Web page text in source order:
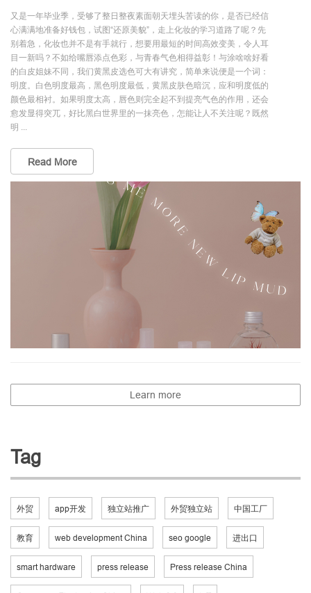
又是一年毕业季，受够了整日整夜素面朝天埋头苦读的你，是否已经信
心满满地准备好钱包，试图“还原美貌”，走上化妆的学习道路了呢？先
别着急，化妆也并不是有手就行，想要用最短的时间高效变美，令人耳
目一新吗？不如给嘴唇添点色彩，与青春气色相得益彰！与涂啥啥好看
的白皮姐妹不同，我们黄黑皮选色可大有讲究，简单来说便是一个词：
明度。白色明度最高，黑色明度最低，黄黑皮肤色暗沉，应和明度低的
颜色最相衬。如果明度太高，唇色则完全起不到提亮气色的作用，还会
愈发显得突兀，好比黑白世界里的一抹亮色，怎能让人不关注呢？既然
明 ...
Read More
Learn more
Tag
外贸 app开发 独立站推广 外贸独立站 中国工厂
教育 web development China seo google 进出口
smart hardware press release Press release China